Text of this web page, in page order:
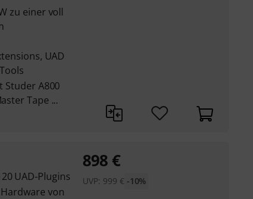
zu einer voll
UAD
Studer A800
Tape ...
UAD-Plugins
von
898 €
UVP: 999 € -10%